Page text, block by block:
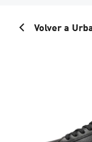
Volver a